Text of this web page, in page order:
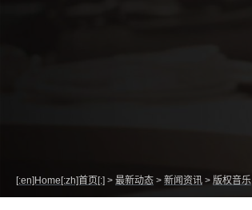
[:en]Home[:zh]首页[:] > 最新动态 > 新闻资讯 > 版权音乐